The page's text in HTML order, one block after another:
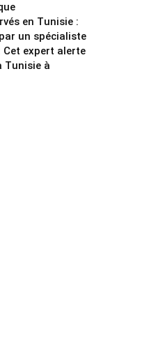
en Tunisie :
un spécialiste
Cet expert alerte
Tunisie à